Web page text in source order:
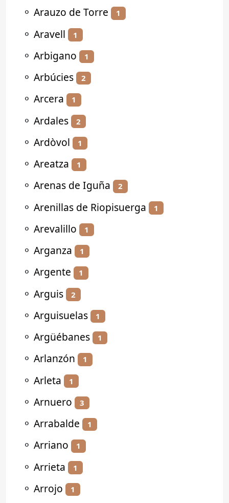
⚬ Arauzo de Torre 1
⚬ Aravell 1
⚬ Arbigano 1
⚬ Arbúcies 2
⚬ Arcera 1
⚬ Ardales 2
⚬ Ardòvol 1
⚬ Areatza 1
⚬ Arenas de Iguña 2
⚬ Arenillas de Riopisuerga 1
⚬ Arevalillo 1
⚬ Arganza 1
⚬ Argente 1
⚬ Arguis 2
⚬ Arguisuelas 1
⚬ Argüébanes 1
⚬ Arlanzón 1
⚬ Arleta 1
⚬ Arnuero 3
⚬ Arrabalde 1
⚬ Arriano 1
⚬ Arrieta 1
⚬ Arrojo 1